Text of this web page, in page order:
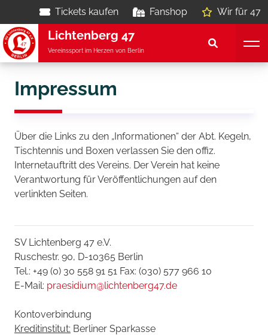
Tickets kaufen Fanshop Wir für 47
Lichtenberg 47
Vereinssport im Herzen von Berlin
Impressum
Über die Links zu den „Informationen“ der Abt. Kegeln,
Tischtennis und Boxen verlassen Sie den offiz.
Internetauftritt des Vereins. Der Verein hat keine
Verantwortung für Veröffentlichungen auf den
verlinkten Seiten.
SV Lichtenberg 47 e.V.
Ruschestr. 90, D-10365 Berlin
Tel.: +49 (0) 30 558 91 51 Fax: (030) 577 966 10
E-Mail: praesidium@lichtenberg47.de
Kontoverbindung
Kreditinstitut: Berliner Sparkasse